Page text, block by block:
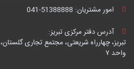
امور مشتریان: 041-51388888
آدرس دفتر مرکزی تبریز:
تبریز، چهارراه شریعتی، مجتمع تجاری گلستان،
واحد ۷